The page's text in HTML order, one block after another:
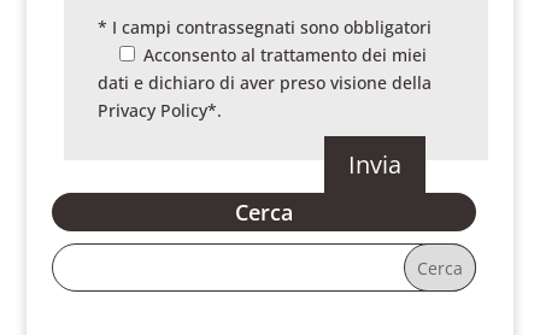
* I campi contrassegnati sono obbligatori
Acconsento al trattamento dei miei
dati e dichiaro di aver preso visione della
Privacy Policy*.
Cerca